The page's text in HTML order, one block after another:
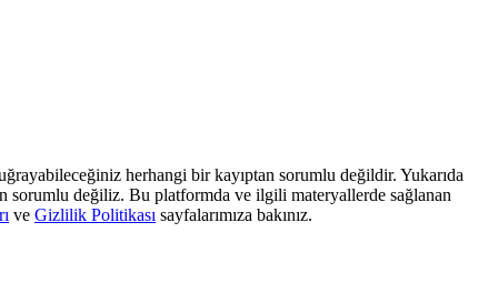
herhangi bir kayıptan sorumlu değildir. Yukarıda
değiliz. Bu platformda ve ilgili materyallerde sağlanan
ve Gizlilik Politikası sayfalarımıza bakınız.